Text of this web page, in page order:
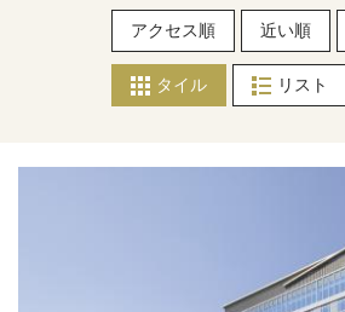
アクセス順 近い順
タイル リスト